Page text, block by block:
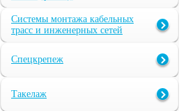
Системы монтажа кабельных
трасс и инженерных сетей
Спецкрепеж
Такелаж